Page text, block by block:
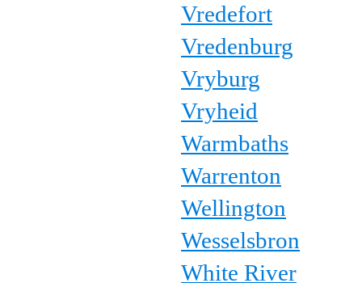
Vredefort
Vredenburg
Vryburg
Vryheid
Warmbaths
Warrenton
Wellington
Wesselsbron
White River